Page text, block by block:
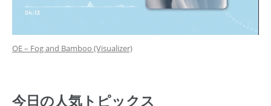
OE – Fog and Bamboo (Visualizer)
今日の人気トピックス